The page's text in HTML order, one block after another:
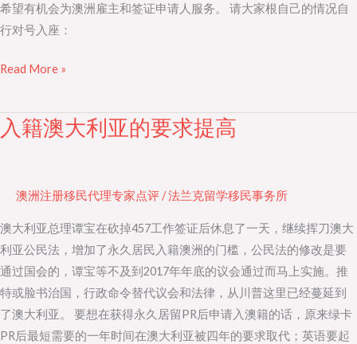
希望有机会为澳洲雇主和签证申请人服务。 请大家根自己的情况自
行对号入座：
响
Read More »
入籍澳大利亚的要求提高
澳洲注册移民代理专家点评/法兰克留学移民事务所
澳大利亚总理谭宝在砍掉457工作签证后休息了一天，继续挥刀澳大
利亚公民法，增加了永久居民入籍澳洲的门槛，公民法的修改是要
通过国会的，谭宝等不及到2017年年底的议会通过而马上实施。推
特或脸书治国，行政命令替代议会和法律，从川普这里已经蔓延到
了澳大利亚。 要想在获得永久居留PR后申请入澳籍的话，原来绿卡
PR后最短需要的一年时间在澳大利亚被四年的要求取代；英语要起
入
亚
的
要
求
提
高